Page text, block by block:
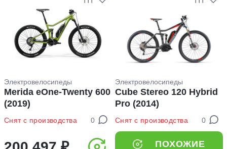
Электровелосипеды
Merida eOne-Twenty 600
(2019)
Снят с производства 0
Электровелосипеды
Cube Stereo 120 Hybrid
Pro (2014)
Снят с производства 0
ПОХОЖИЕ